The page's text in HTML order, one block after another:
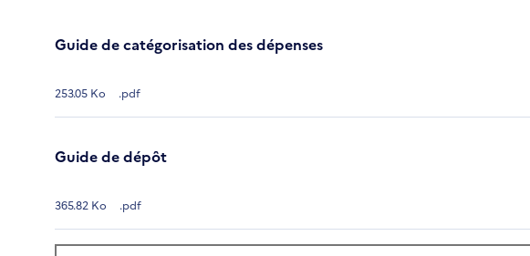
Guide de catégorisation des dépenses
253.05 Ko .pdf
Guide de dépôt
365.82 Ko .pdf